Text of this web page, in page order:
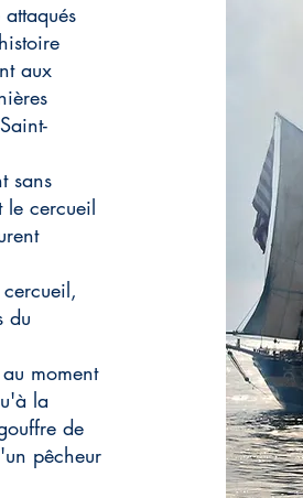
aux
sans
le cercueil
du
moment
la
de
pêcheur